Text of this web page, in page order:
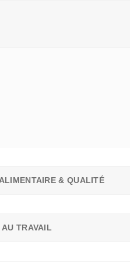
& QUALITÉ
TRAVAIL